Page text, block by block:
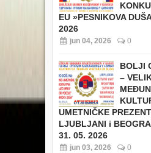
EU »PESNIKOVA
2026
jun 04, 2026 0
BOLJI
–
UMETNIČKE
LJUBLJANI i
31. 05. 2026
jun 03, 2026 0